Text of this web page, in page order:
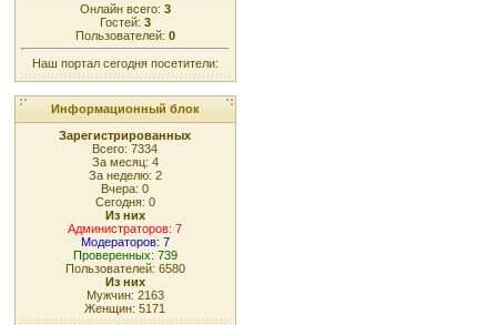
Онлайн всего: 3
Гостей: 3
Пользователей: 0
Наш портал сегодня посетители:
Информационный блок
Зарегистрированных
Всего: 7334
За месяц: 4
За неделю: 2
Вчера: 0
Сегодня: 0
Из них
Администраторов: 7
Модераторов: 7
Проверенных: 739
Пользователей: 6580
Из них
Мужчин: 2163
Женщин: 5171